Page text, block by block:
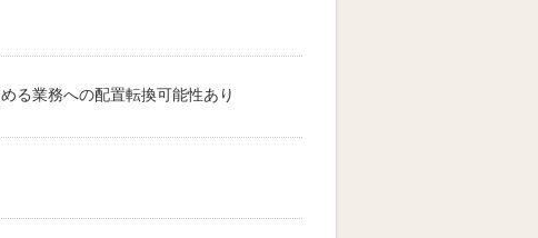
る業務への配置転換可能性あり